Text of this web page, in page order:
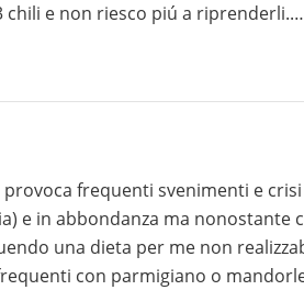
e non riesco piú a riprenderli.
10 mesi. I medici dicono che devo
quanto sembri. Nelle fasi meno
Integro con 2 bottigliette
lo sono sempre stata e non é
per la mia schiena e
al ciclio di tornare. Sarei
frequenti svenimenti e crisi
e in abbondanza ma nonostante
una dieta per me non
con parmigiano o